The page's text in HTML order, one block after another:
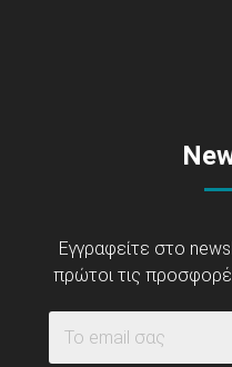
Εγγραφείτε στο
πρώτοι τις